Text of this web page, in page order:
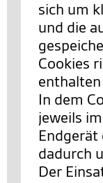
sich um
und die
Cookies
In dem
jeweils
dadurch
Der